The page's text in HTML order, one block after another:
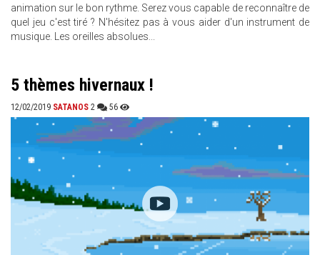
animation sur le bon rythme. Serez vous capable de reconnaître de
quel jeu c'est tiré ? N'hésitez pas à vous aider d'un instrument de
musique. Les oreilles absolues...
5 thèmes hivernaux !
12/02/2019 SATANOS 2 56